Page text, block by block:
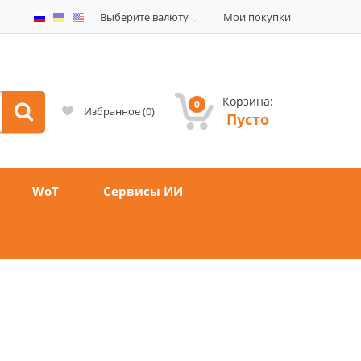
Выберите валюту Мои покупки
Избранное(0) 0 Корзина:
Пусто
WoT Сервисы ИИ